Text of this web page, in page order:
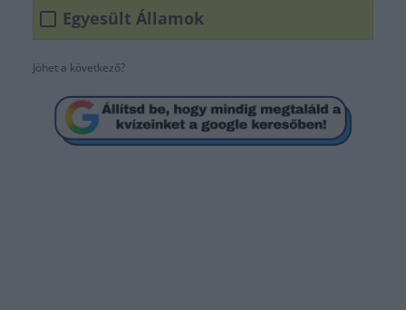
Egyesült Államok
Jöhet a következő?